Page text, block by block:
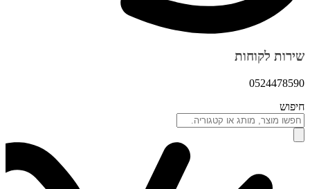
שירות לקוחות
0524478590
חיפוש